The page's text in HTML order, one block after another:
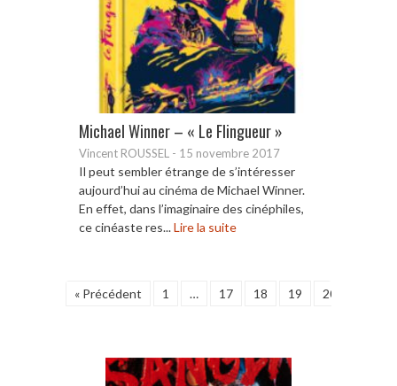
Michael Winner – « Le Flingueur »
Vincent ROUSSEL - 15 novembre 2017
Il peut sembler étrange de s’intéresser
aujourd’hui au cinéma de Michael Winner.
En effet, dans l’imaginaire des cinéphiles,
ce cinéaste res...Lire la suite
« Précédent 1 … 17 18 19 20